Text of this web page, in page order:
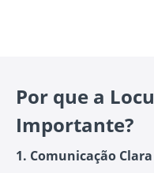
Por que a
Importante?
1. Comunicação